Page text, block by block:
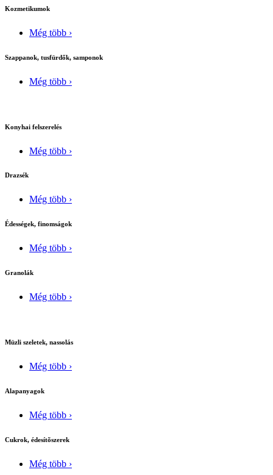
Kozmetikumok
Még több ›
Szappanok, tusfürdők, samponok
Még több ›
Konyhai felszerelés
Még több ›
Drazsék
Még több ›
Édességek, finomságok
Még több ›
Granolák
Még több ›
Müzli szeletek, nassolás
Még több ›
Alapanyagok
Még több ›
Cukrok, édesítõszerek
Még több ›